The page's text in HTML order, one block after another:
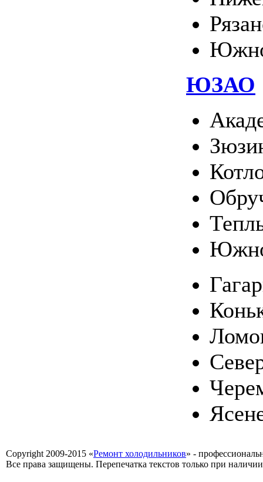
ЮЗАО
Copyright 2009-2015 «Ремонт холодильников» -
Все права защищены. Перепечатка текстов только при